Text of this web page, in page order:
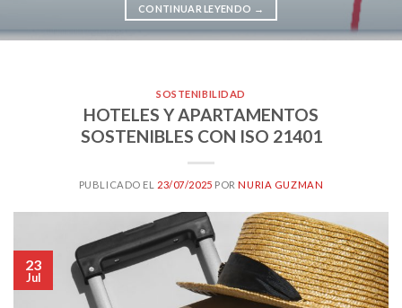
CONTINUAR LEYENDO →
SOSTENIBILIDAD
HOTELES Y APARTAMENTOS
SOSTENIBLES CON ISO 21401
PUBLICADO EL 23/07/2025 PORNURIA GUZMAN
23
Jul